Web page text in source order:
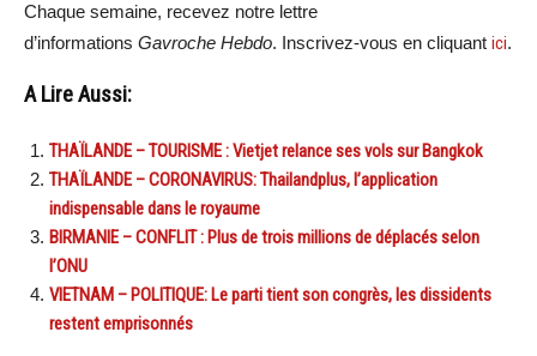
Chaque semaine, recevez notre lettre
d’informations Gavroche Hebdo. Inscrivez-vous en cliquant ici.
A Lire Aussi:
THAÏLANDE – TOURISME : Vietjet relance ses vols sur Bangkok
THAÏLANDE – CORONAVIRUS: Thailandplus, l’application
indispensable dans le royaume
BIRMANIE – CONFLIT : Plus de trois millions de déplacés selon
l’ONU
VIETNAM – POLITIQUE: Le parti tient son congrès, les dissidents
restent emprisonnés